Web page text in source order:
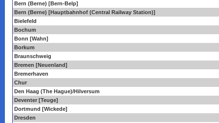
Bern (Berne) [Bern-Belp]
Bern (Berne) [Hauptbahnhof (Central Railway Station)]
Bielefeld
Bochum
Bonn [Wahn]
Borkum
Braunschweig
Bremen [Neuenland]
Bremerhaven
Chur
Den Haag (The Hague)/Hilversum
Deventer [Teuge]
Dortmund [Wickede]
Dresden